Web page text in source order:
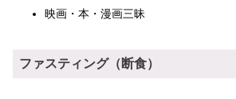
映画・本・漫画三昧
ファスティング（断食）